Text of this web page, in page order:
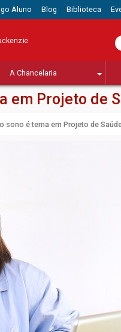
Aluno Blog Biblioteca
A Chancelaria
em Projeto de
sono é tema em Projeto de